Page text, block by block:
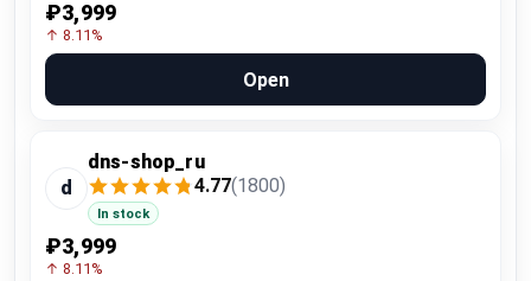
₽3,999
↑ 8.11%
Open
d
dns-shop_ru
4.77(1800)
In stock
₽3,999
↑ 8.11%